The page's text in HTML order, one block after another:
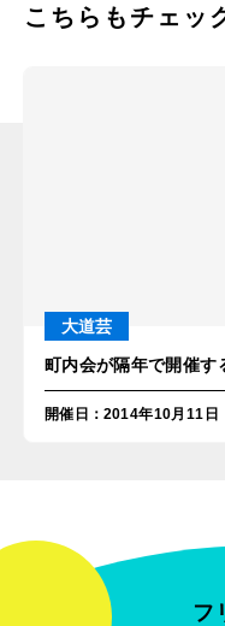
こちらもチェッ
大道芸
町内会が隔年で開催す
開催日 ：2014年10月11日
フ